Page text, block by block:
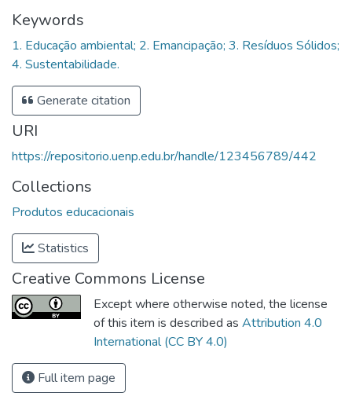
Keywords
1. Educação ambiental; 2. Emancipação; 3. Resíduos Sólidos;
4. Sustentabilidade.
Generate citation
URI
https://repositorio.uenp.edu.br/handle/123456789/442
Collections
Produtos educacionais
Statistics
Creative Commons License
Except where otherwise noted, the license
of this item is described as Attribution 4.0
International (CC BY 4.0)
Full item page